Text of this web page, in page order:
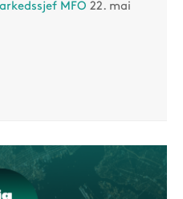
MFO 22. mai